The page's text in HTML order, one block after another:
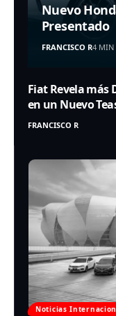
Nuevo
Presentado
FRANCISCO R4 MIN
Fiat Revela más
en un Nuevo
FRANCISCO R
Noticias